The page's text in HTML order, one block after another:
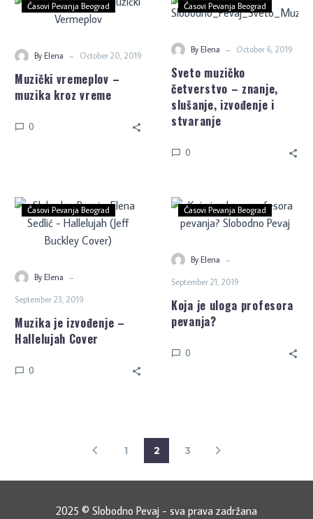
Časovi Pevanja Beograd
By Elena - October 20, 2019
Muzički vremeplov –
muzika kroz vreme
0
Časovi Pevanja Beograd
By Elena - October 6, 2019
Sveto muzičko
četverstvo – znanje,
slušanje, izvođenje i
stvaranje
0
Časovi Pevanja Beograd
By Elena -
September 23, 2019
Muzika je izvođenje –
Hallelujah Cover
0
Časovi Pevanja Beograd
By Elena -
September 21, 2019
Koja je uloga profesora
pevanja?
0
1 2 3
2025 © Slobodno Pevaj - sva prava zadržana